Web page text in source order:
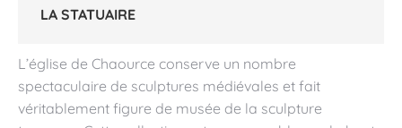
LA STATUAIRE
L’église de Chaource conserve un nombre
spectaculaire de sculptures médiévales et fait
véritablement figure de musée de la sculpture